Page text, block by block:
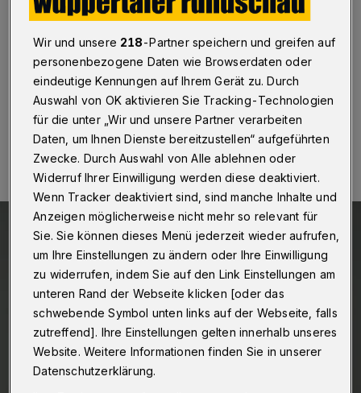
Landtagsabgeordnete Rainer Spiecker begrüßt die
beschlossene Sperrklausel bei Kommunalwahlen.
11.06.2016 , 12:27 Uhr
Wir und unsere 218-Partner speichern und greifen auf
personenbezogene Daten wie Browserdaten oder
eindeutige Kennungen auf Ihrem Gerät zu. Durch
Auswahl von OK aktivieren Sie Tracking-Technologien
für die unter „Wir und unsere Partner verarbeiten
Daten, um Ihnen Dienste bereitzustellen“ aufgeführten
Zwecke. Durch Auswahl von Alle ablehnen oder
Widerruf Ihrer Einwilligung werden diese deaktiviert.
Wenn Tracker deaktiviert sind, sind manche Inhalte und
Anzeigen möglicherweise nicht mehr so relevant für
Sie. Sie können dieses Menü jederzeit wieder aufrufen,
um Ihre Einstellungen zu ändern oder Ihre Einwilligung
zu widerrufen, indem Sie auf den Link Einstellungen am
unteren Rand der Webseite klicken [oder das
schwebende Symbol unten links auf der Webseite, falls
zutreffend]. Ihre Einstellungen gelten innerhalb unseres
Website. Weitere Informationen finden Sie in unserer
Datenschutzerklärung.